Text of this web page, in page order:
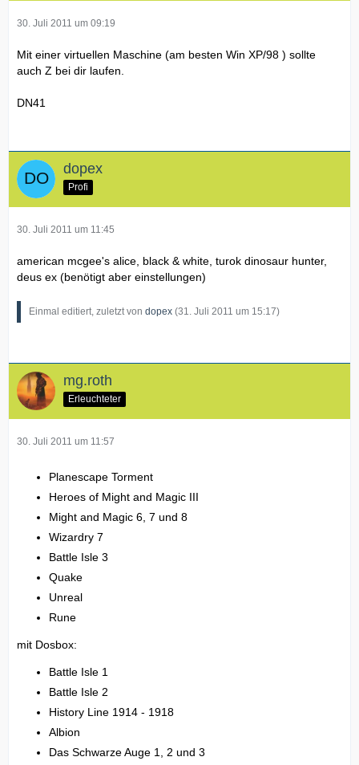
30. Juli 2011 um 09:19
Mit einer virtuellen Maschine (am besten Win XP/98 ) sollte
auch Z bei dir laufen.
DN41
dopex
Profi
30. Juli 2011 um 11:45
american mcgee's alice, black & white, turok dinosaur hunter,
deus ex (benötigt aber einstellungen)
Einmal editiert, zuletzt von dopex (31. Juli 2011 um 15:17)
mg.roth
Erleuchteter
30. Juli 2011 um 11:57
Planescape Torment
Heroes of Might and Magic III
Might and Magic 6, 7 und 8
Wizardry 7
Battle Isle 3
Quake
Unreal
Rune
mit Dosbox:
Battle Isle 1
Battle Isle 2
History Line 1914 - 1918
Albion
Das Schwarze Auge 1, 2 und 3